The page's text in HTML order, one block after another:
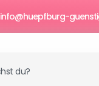
info@huepfburg-